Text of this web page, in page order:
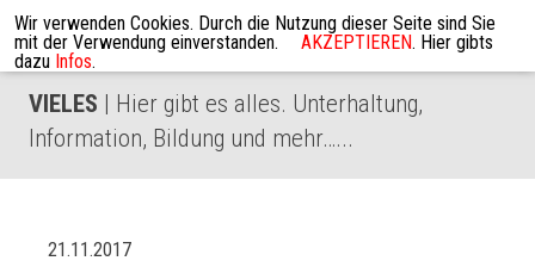
VIELES | Hier gibt es alles. Unterhaltung,
Information, Bildung und mehr…...
21.11.2017
Wir verwenden Cookies. Durch die Nutzung dieser Seite sind Sie
mit der Verwendung einverstanden.
AKZEPTIEREN. Hier gibts
dazu Infos.